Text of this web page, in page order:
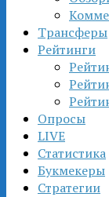
Трансферы
Рейтинги
Опросы
LIVE
Статистика
Букмекеры
Стратегии